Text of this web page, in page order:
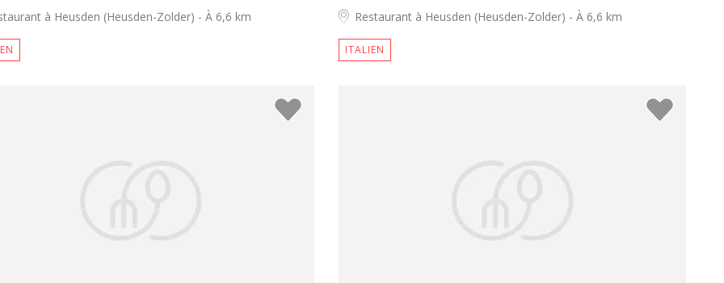
à Heusden (Heusden-Zolder) - À 6,6 km Restaurant à Heusden (Heusden-Zolder) - À 6,6 km
ITALIEN